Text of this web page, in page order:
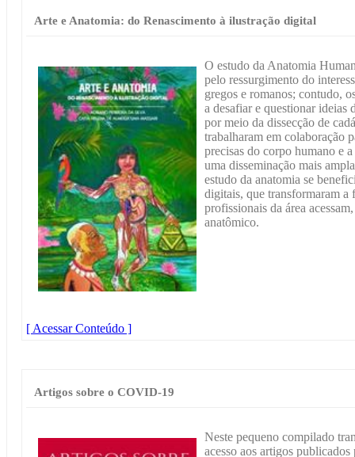
Arte e Anatomia: do Renascimento à ilustração digital
O estudo da Anatomia
pelo ressurgimento do
gregos e romanos; contudo,
a desafiar e questionar ideias
por meio da dissecção de
trabalharam em colaboração
precisas do corpo humano e
uma disseminação mais
estudo da anatomia se
digitais, que transformaram a
profissionais da área
anatômico.
[ Acessar Conteúdo ]
Artigos sobre o COVID-19
Neste pequeno compilado
acesso aos artigos